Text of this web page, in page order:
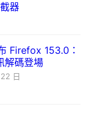
器
Firefox 153.0：
解碼登場
日